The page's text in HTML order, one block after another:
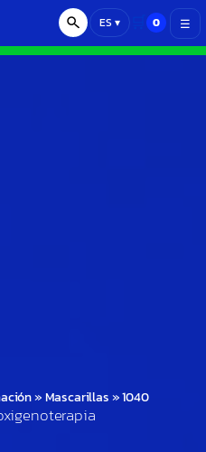
ES ▾ 0 ☰
»Mascarillas»1040